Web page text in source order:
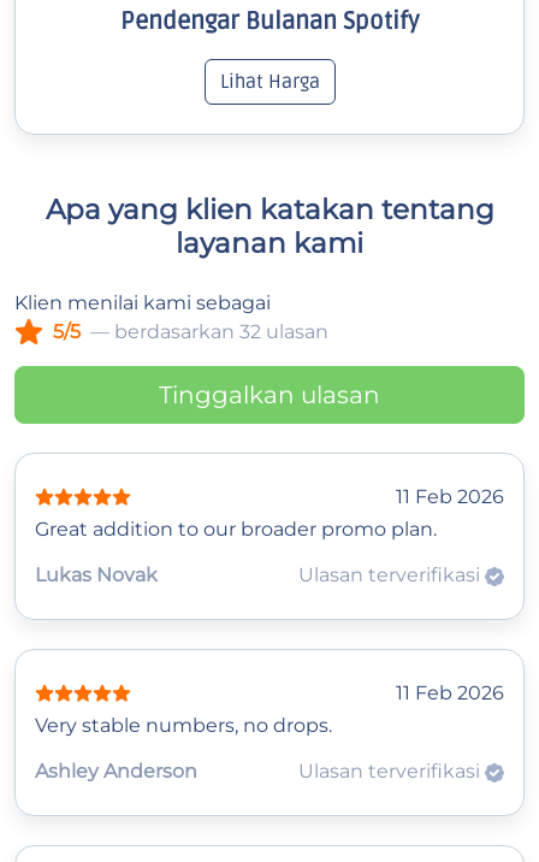
Pendengar Bulanan Spotify
Lihat Harga
Apa yang klien katakan tentang
layanan kami
Klien menilai kami sebagai
5/5 — berdasarkan 32 ulasan
Tinggalkan ulasan
11 Feb 2026
Great addition to our broader promo plan.
Lukas Novak
Ulasan terverifikasi
11 Feb 2026
Very stable numbers, no drops.
Ashley Anderson
Ulasan terverifikasi